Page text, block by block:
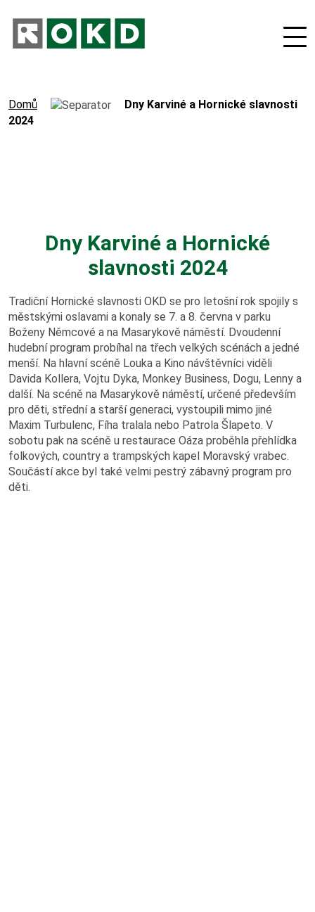
Nové podnikatelské projekty
Orgány společnosti
Výroční zprávy
Virtuální prohlídka
Hornický slovník
Práce v OKD
Domů
Dny Karviné a Hornické slavnosti
2024
Dny Karviné a Hornické
slavnosti 2024
Tradiční Hornické slavnosti OKD se pro letošní rok spojily s
městskými oslavami a konaly se 7. a 8. června v parku
Boženy Němcové a na Masarykově náměstí. Dvoudenní
hudební program probíhal na třech velkých scénách a jedné
menší. Na hlavní scéně Louka a Kino návštěvníci viděli
Davida Kollera, Vojtu Dyka, Monkey Business, Dogu, Lenny a
další. Na scéně na Masarykově náměstí, určené především
pro děti, střední a starší generaci, vystoupili mimo jiné
Maxim Turbulenc, Fíha tralala nebo Patrola Šlapeto. V
sobotu pak na scéně u restaurace Oáza proběhla přehlídka
folkových, country a trampských kapel Moravský vrabec.
Součástí akce byl také velmi pestrý zábavný program pro
děti.